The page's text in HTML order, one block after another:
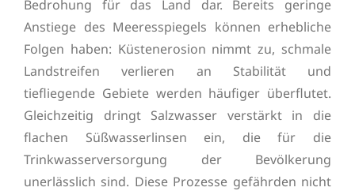
Bedrohung für das Land dar. Bereits geringe
Anstiege des Meeresspiegels können erhebliche
Folgen haben: Küstenerosion nimmt zu, schmale
Landstreifen verlieren an Stabilität und
tiefliegende Gebiete werden häufiger überflutet.
Gleichzeitig dringt Salzwasser verstärkt in die
flachen Süßwasserlinsen ein, die für die
Trinkwasserversorgung der Bevölkerung
unerlässlich sind. Diese Prozesse gefährden nicht